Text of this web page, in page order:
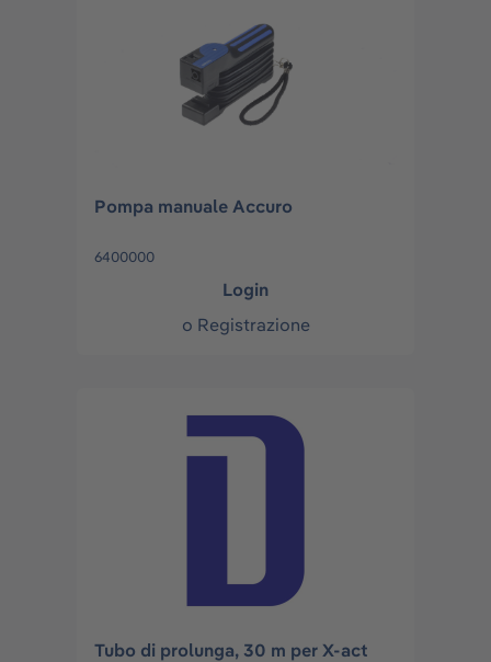
Pompa manuale Accuro
6400000
Login
o Registrazione
Tubo di prolunga, 30 m per X-act